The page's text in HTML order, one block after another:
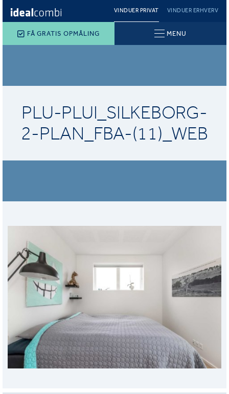
VINDUER PRIVAT VINDUER ERHVERV
FÅ GRATIS OPMÅLING MENU
PLU-PLUI_SILKEBORG-
2-PLAN_FBA-(11)_WEB